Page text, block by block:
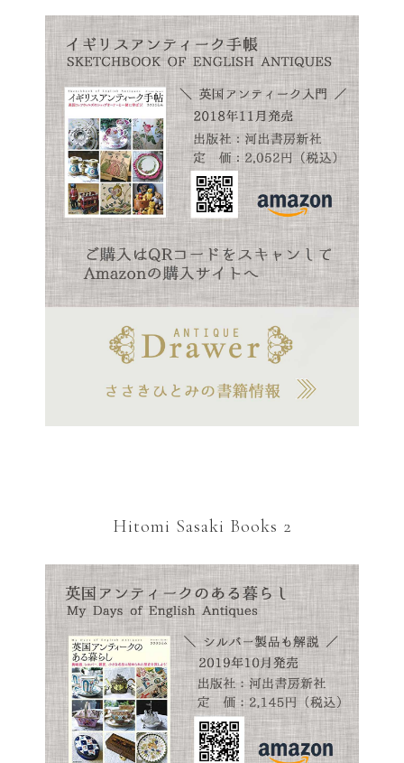
Hitomi Sasaki Books 2